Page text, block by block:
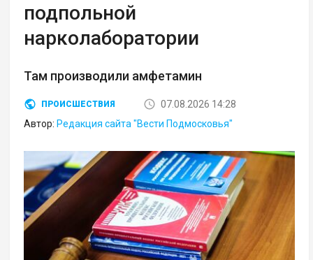
подпольной
нарколаборатории
Там производили амфетамин
ПРОИСШЕСТВИЯ
07.08.2026 14:28
Автор: Редакция сайта "Вести Подмосковья"